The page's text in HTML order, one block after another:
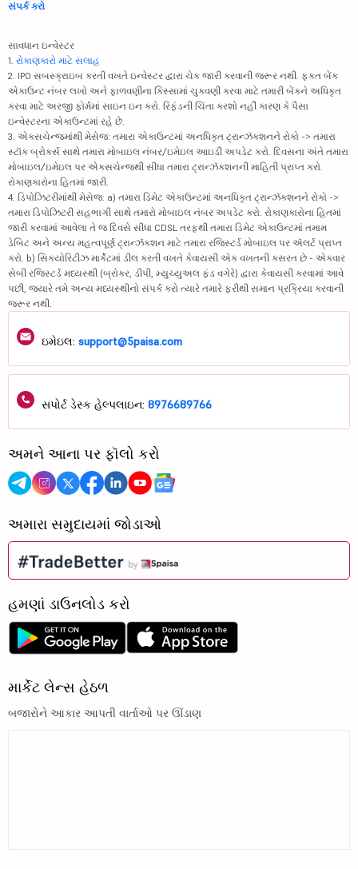
સંપર્ક કરો
સાવધાન ઇન્વેસ્ટર
1. રોકાણકારો માટે સલાહ
2. IPO સબસ્ક્રાઇબ કરતી વખતે ઇન્વેસ્ટર દ્વારા ચેક જારી કરવાની જરૂર નથી. ફક્ત બેંક
એકાઉન્ટ નંબર લખો અને ફાળવણીના કિસ્સામાં ચુકવણી કરવા માટે તમારી બેંકને અધિકૃત
કરવા માટે અરજી ફોર્મમાં સાઇન ઇન કરો. રિફંડની ચિંતા કરશો નહીં કારણ કે પૈસા
ઇન્વેસ્ટરના એકાઉન્ટમાં રહે છે.
3. એક્સચેન્જમાંથી મેસેજ: તમારા એકાઉન્ટમાં અનધિકૃત ટ્રાન્ઝૅક્શનને રોકો -> તમારા
સ્ટૉક બ્રોકર્સ સાથે તમારા મોબાઇલ નંબર/ઇમેઇલ આઇડી અપડેટ કરો. દિવસના અંતે તમારા
મોબાઇલ/ઇમેઇલ પર એક્સચેન્જથી સીધા તમારા ટ્રાન્ઝૅક્શનની માહિતી પ્રાપ્ત કરો.
રોકાણકારોના હિતમાં જારી.
4. ડિપોઝિટરીમાંથી મેસેજ: a) તમારા ડિમેટ એકાઉન્ટમાં અનધિકૃત ટ્રાન્ઝૅક્શનને રોકો ->
તમારા ડિપોઝિટરી સહભાગી સાથે તમારો મોબાઇલ નંબર અપડેટ કરો. રોકાણકારોના હિતમાં
જારી કરવામાં આવેલા તે જ દિવસે સીધા CDSL તરફથી તમારા ડિમેટ એકાઉન્ટમાં તમામ
ડેબિટ અને અન્ય મહત્વપૂર્ણ ટ્રાન્ઝૅક્શન માટે તમારા રજિસ્ટર્ડ મોબાઇલ પર ઍલર્ટ પ્રાપ્ત
કરો. b) સિક્યોરિટીઝ માર્કેટમાં ડીલ કરતી વખતે કેવાયસી એક વખતની કસરત છે - એકવાર
સેબી રજિસ્ટર્ડ મધ્યસ્થી (બ્રોકર, ડીપી, મ્યુચ્યુઅલ ફંડ વગેરે) દ્વારા કેવાયસી કરવામાં આવે
પછી, જ્યારે તમે અન્ય મધ્યસ્થીનો સંપર્ક કરો ત્યારે તમારે ફરીથી સમાન પ્રક્રિયા કરવાની
જરૂર નથી.
ઇમેઇલ: support@5paisa.com
સપોર્ટ ડેસ્ક હેલ્પલાઇન: 8976689766
અમને આના પર ફૉલો કરો
અમારા સમુદાયમાં જોડાઓ
હમણાં ડાઉનલોડ કરો
માર્કેટ લેન્સ હેઠળ
બજારોને આકાર આપતી વાર્તાઓ પર ઊંડાણ